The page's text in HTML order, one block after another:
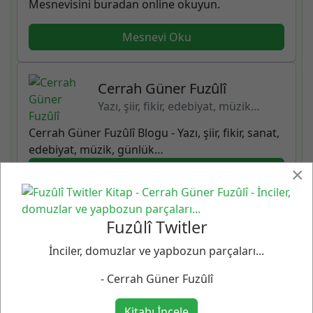
Mesnevisini buradan online okuyun.
Mesnevi Oku
Cerrah Güner Fuzûlî
Yazı, şiir, fikir, edebiyat, müzik…
Cerrah Güner Fuzûlî Blogu - Yazı, şiir, fikir, sanat,
edebiyat, müzik, günlük…
Aldı gül-zar içre su aks-i izar-i âlini
Âyine sever candan ruhsâre-i cânânı
Beni candan usandırdı cefâdan yâr usanmaz mı
×
Fuzûlî Twitler
İnciler, domuzlar ve yapbozun parçaları...
- Cerrah Güner Fuzûlî